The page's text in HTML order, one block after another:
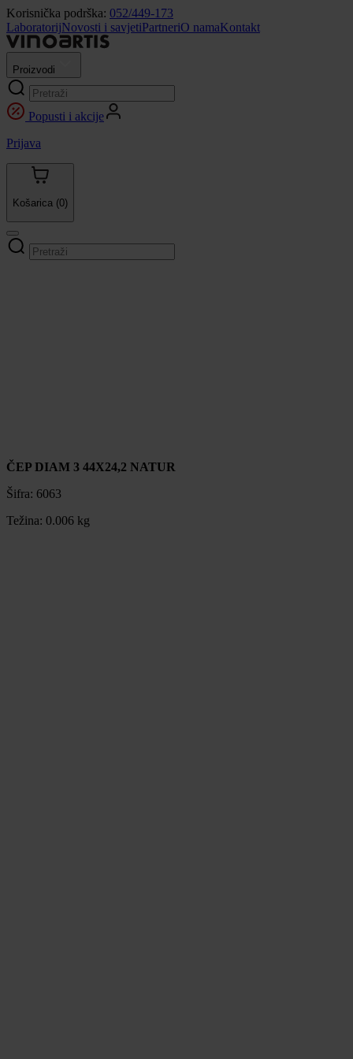
Korisnička podrška: 052/449-173
LaboratorijNovosti i savjetiPartneriO namaKontakt
Proizvodi
Popusti i akcije
Prijava
Košarica (0)
ČEP DIAM 3 44X24,2 NATUR
Šifra: 6063
Težina: 0.006 kg